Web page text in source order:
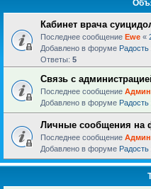
Кабинет врача
Последнее сообщение Ewe «
Добавлено в форуме Радость
Ответы: 5
Связь с
Последнее сообщение
Добавлено в форуме Радость
Личные сообщения на
Последнее сообщение
Добавлено в форуме Радость